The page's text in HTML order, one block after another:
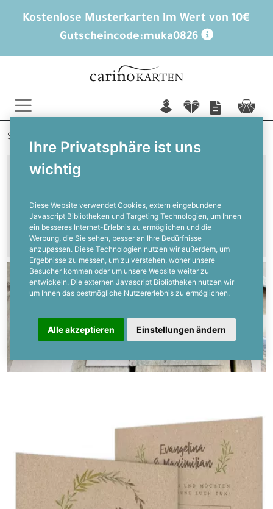
Kostenlose Musterkarten im Wert von 10€
Gutscheincode:muka0826
Ihre Privatsphäre ist uns
wichtig
Diese Website verwendet Cookies, extern eingebundene
Javascript Bibliotheken und Targeting Technologien, um Ihnen
ein besseres Internet-Erlebnis zu ermöglichen und die
Werbung, die Sie sehen, besser an Ihre Bedürfnisse
anzupassen. Diese Technologien nutzen wir außerdem, um
Ergebnisse zu messen, um zu verstehen, woher unsere
Besucher kommen oder um unsere Website weiter zu
entwickeln. Die externen Javascript Bibliotheken nutzen wir
um Ihnen das bestmögliche Nutzererlebnis zu ermöglichen.
Alle akzeptieren Einstellungen ändern
n f c
Startseite
Evangelina und Maximilian